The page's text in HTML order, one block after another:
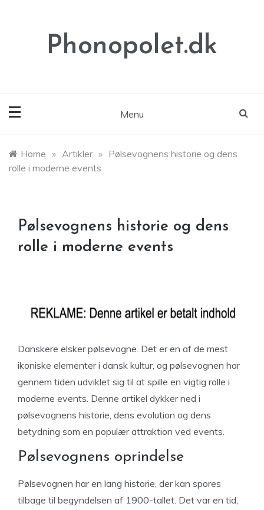
Phonopolet.dk
Menu
Home » Artikler » Pølsevognens historie og dens
rolle i moderne events
Pølsevognens historie og dens
rolle i moderne events
Danskere elsker pølsevogne. Det er en af de mest
ikoniske elementer i dansk kultur, og pølsevognen har
gennem tiden udviklet sig til at spille en vigtig rolle i
moderne events. Denne artikel dykker ned i
pølsevognens historie, dens evolution og dens
betydning som en populær attraktion ved events.
Pølsevognens oprindelse
Pølsevognen har en lang historie, der kan spores
tilbage til begyndelsen af 1900-tallet. Det var en tid,